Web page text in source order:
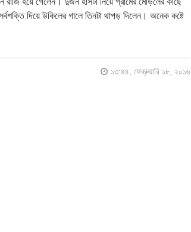
দিয়ে উকিলের গালে তিনটা থাপড় দিলেন। অনেক কষ্টে
১৩:৪৪, ফেব্রুয়ারি ১৮, ২০১৬